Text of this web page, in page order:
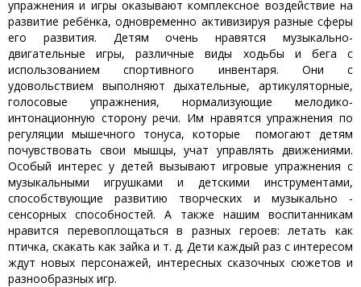
упражнения и игры оказывают комплексное воздействие на
развитие ребёнка, одновременно активизируя разные сферы
его развития. Детям очень нравятся музыкально-
двигательные игры, различные виды ходьбы и бега с
использованием спортивного инвентаря. Они с
удовольствием выполняют дыхательные, артикуляторные,
голосовые упражнения, нормализующие мелодико-
интонационную сторону речи. Им нравятся упражнения по
регуляции мышечного тонуса, которые помогают детям
почувствовать свои мышцы, учат управлять движениями.
Особый интерес у детей вызывают игровые упражнения с
музыкальными игрушками и детскими инструментами,
способствующие развитию творческих и музыкально -
сенсорных способностей. А также нашим воспитанникам
нравится перевоплощаться в разных героев: летать как
птичка, скакать как зайка и т. д. Дети каждый раз с интересом
ждут новых персонажей, интересных сказочных сюжетов и
разнообразных игр.